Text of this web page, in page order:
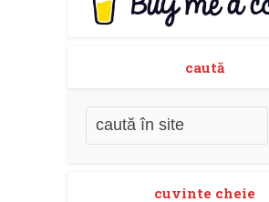
caută
cuvinte cheie